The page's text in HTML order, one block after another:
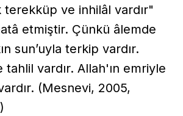
ve inhilâl vardır"
etmiştir. Çünkü âlemde
sun’uyla terkip vardır.
tahlil vardır. Allah'ın emriyle
(Mesnevi, 2005,